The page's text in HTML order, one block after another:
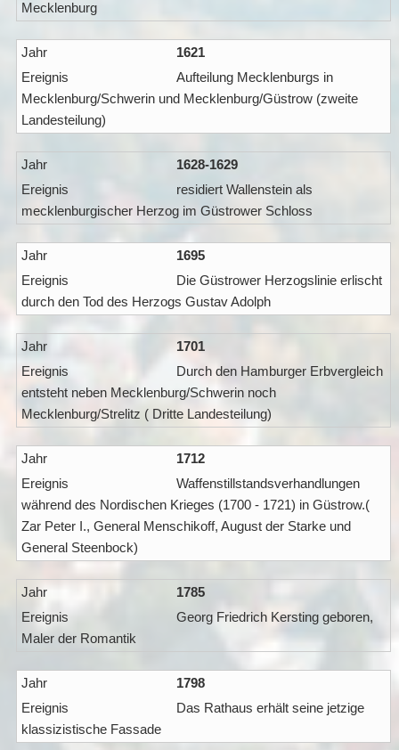
Mecklenburg
1621
Aufteilung Mecklenburgs in
Mecklenburg/Schwerin und Mecklenburg/Güstrow (zweite
Landesteilung)
1628-1629
residiert Wallenstein als
mecklenburgischer Herzog im Güstrower Schloss
1695
Die Güstrower Herzogslinie erlischt
durch den Tod des Herzogs Gustav Adolph
1701
Durch den Hamburger Erbvergleich
entsteht neben Mecklenburg/Schwerin noch
Mecklenburg/Strelitz ( Dritte Landesteilung)
1712
Waffenstillstandsverhandlungen
während des Nordischen Krieges (1700 - 1721) in Güstrow.(
Zar Peter I., General Menschikoff, August der Starke und
General Steenbock)
1785
Georg Friedrich Kersting geboren,
Maler der Romantik
1798
Das Rathaus erhält seine jetzige
klassizistische Fassade